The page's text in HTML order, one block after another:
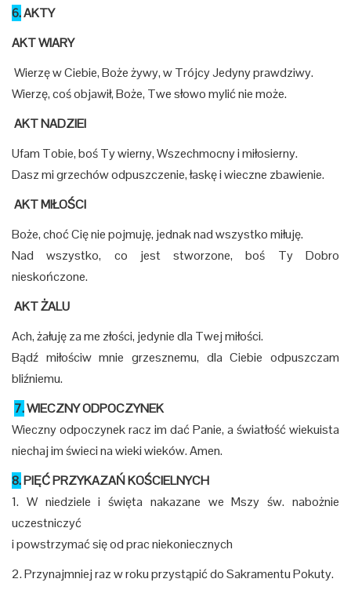
6.AKTY
AKT WIARY
Wierzę w Ciebie, Boże żywy, w Trójcy Jedyny prawdziwy.
Wierzę, coś objawił, Boże, Twe słowo mylić nie może.
AKT NADZIEI
Ufam Tobie, boś Ty wierny, Wszechmocny i miłosierny.
Dasz mi grzechów odpuszczenie, łaskę i wieczne zbawienie.
AKT MIŁOŚCI
Boże, choć Cię nie pojmuję, jednak nad wszystko miłuję.
Nad wszystko, co jest stworzone, boś Ty Dobro
nieskończone.
AKT ŻALU
Ach, żałuję za me złości, jedynie dla Twej miłości.
Bądź miłościw mnie grzesznemu, dla Ciebie odpuszczam
bliźniemu.
7.WIECZNY ODPOCZYNEK
Wieczny odpoczynek racz im dać Panie, a światłość wiekuista
niechaj im świeci na wieki wieków. Amen.
8.PIĘĆ PRZYKAZAŃ KOŚCIELNYCH
1. W niedziele i święta nakazane we Mszy św. nabożnie
uczestniczyć
i powstrzymać się od prac niekoniecznych
2. Przynajmniej raz w roku przystąpić do Sakramentu Pokuty.